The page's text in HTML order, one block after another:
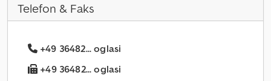
Telefon & Faks
+49 36482... oglasi
+49 36482... oglasi